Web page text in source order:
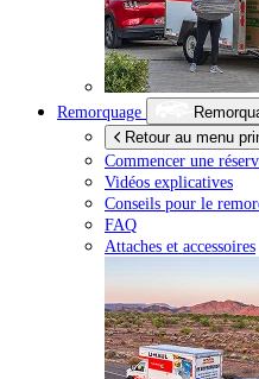
Remorquage
Retour au menu
Commencer une
Vidéos explicatives
Conseils pour le
FAQ
Attaches et accessoires